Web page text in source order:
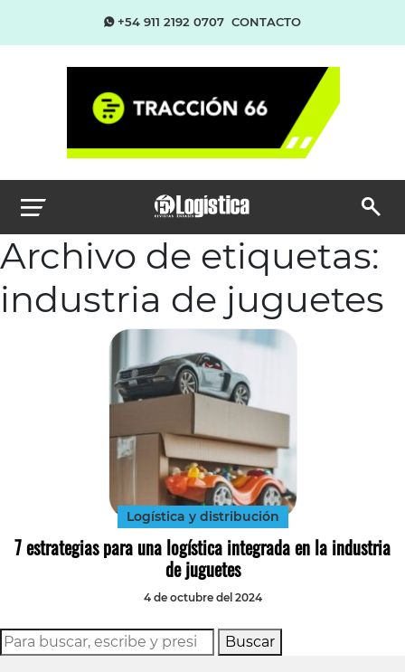
+54 911 2192 0707 CONTACTO
Archivo de etiquetas:
industria de juguetes
Logística y distribución
7 estrategias para una logística integrada en la industria
de juguetes
4 de octubre del 2024
Buscar